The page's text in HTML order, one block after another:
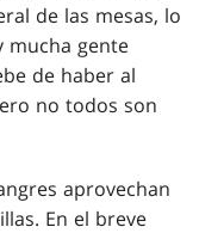
de las mesas, lo
mucha gente
de haber al
no todos son
aprovechan
En el breve